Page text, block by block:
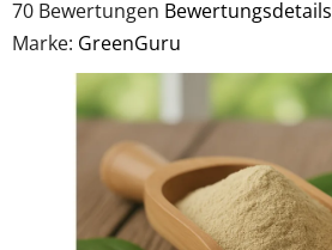
Die
durchschnittliche
Produktbewertung
Sternen.
70 Bewertungen Bewertungsdetails
Marke: GreenGuru